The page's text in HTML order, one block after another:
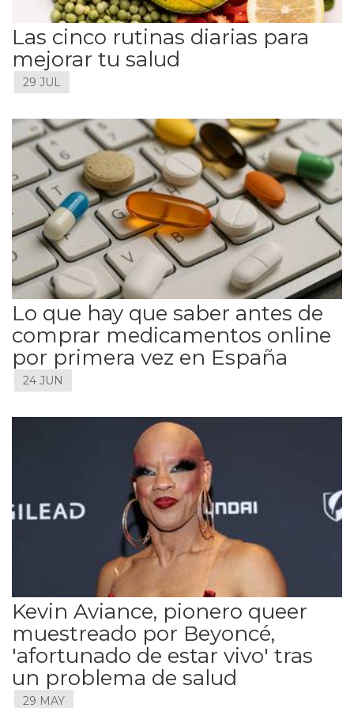
Las cinco rutinas diarias para
mejorar tu salud
29 JUL
Lo que hay que saber antes de
comprar medicamentos online
por primera vez en España
24 JUN
Kevin Aviance, pionero queer
muestreado por Beyoncé,
'afortunado de estar vivo' tras
un problema de salud
29 MAY